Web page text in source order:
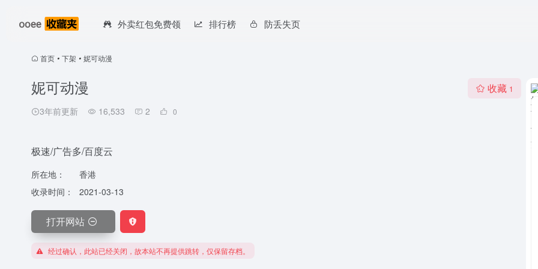
外卖红包免费领 排行榜 防丢失页
首页 • 下架 • 妮可动漫
妮可动漫
3年前更新 16,533 2 0
收藏 1
极速/广告多/百度云
所在地：
香港
收录时间：
2021-03-13
打开网站
经过确认，此站已经关闭，故本站不再提供跳转，仅保留存档。